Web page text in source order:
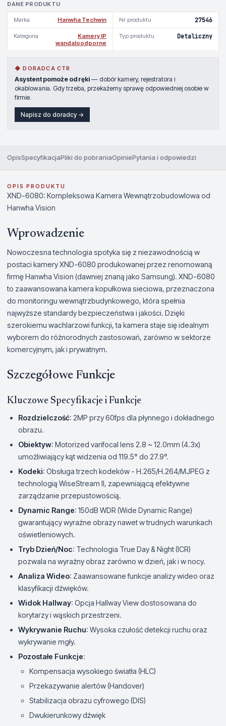
DANE PRODUKTU
Marka Hanwha Techwin Nr produktu 27546
Kategoria
Kamery IP
wandaloodporne
Typ produktu Detaliczny
◆ DORADCA CTR
Asystent pomoże od ręki — dobór kamery, rejestratora i
okablowania. Gdy trzeba, przekażemy sprawę odpowiedniej osobie w
firmie.
Napisz do doradcy →
OpisSpecyfikacjaPliki do pobraniaOpiniePytania i odpowiedzi
OPIS PRODUKTU
XND-6080: Kompleksowa Kamera Wewnątrzobudowlowa od
Hanwha Vision
Wprowadzenie
Nowoczesna technologia spotyka się z niezawodnością w
postaci kamery XND-6080 produkowanej przez renomowaną
firmę Hanwha Vision (dawniej znaną jako Samsung). XND-6080
to zaawansowana kamera kopułkowa sieciowa, przeznaczona
do monitoringu wewnątrzbudynkowego, która spełnia
najwyższe standardy bezpieczeństwa i jakości. Dzięki
szerokiemu wachlarzowi funkcji, ta kamera staje się idealnym
wyborem do różnorodnych zastosowań, zarówno w sektorze
komercyjnym, jak i prywatnym.
Szczegółowe Funkcje
Kluczowe Specyfikacje i Funkcje
Rozdzielczość: 2MP przy 60fps dla płynnego i dokładnego
obrazu.
Obiektyw: Motorized varifocal lens 2.8 ~ 12.0mm (4.3x)
umożliwiający kąt widzenia od 119.5° do 27.9°.
Kodeki: Obsługa trzech kodeków - H.265/H.264/MJPEG z
technologią WiseStream II, zapewniającą efektywne
zarządzanie przepustowością.
Dynamic Range: 150dB WDR (Wide Dynamic Range)
gwarantujący wyraźne obrazy nawet w trudnych warunkach
oświetleniowych.
Tryb Dzień/Noc: Technologia True Day & Night (ICR)
pozwala na wyraźny obraz zarówno w dzień, jak i w nocy.
Analiza Wideo: Zaawansowane funkcje analizy wideo oraz
klasyfikacji dźwięków.
Widok Hallway: Opcja Hallway View dostosowana do
korytarzy i wąskich przestrzeni.
Wykrywanie Ruchu: Wysoka czułość detekcji ruchu oraz
wykrywanie mgły.
Pozostałe Funkcje:
Kompensacja wysokiego światła (HLC)
Przekazywanie alertów (Handover)
Stabilizacja obrazu cyfrowego (DIS)
Dwukierunkowy dźwięk